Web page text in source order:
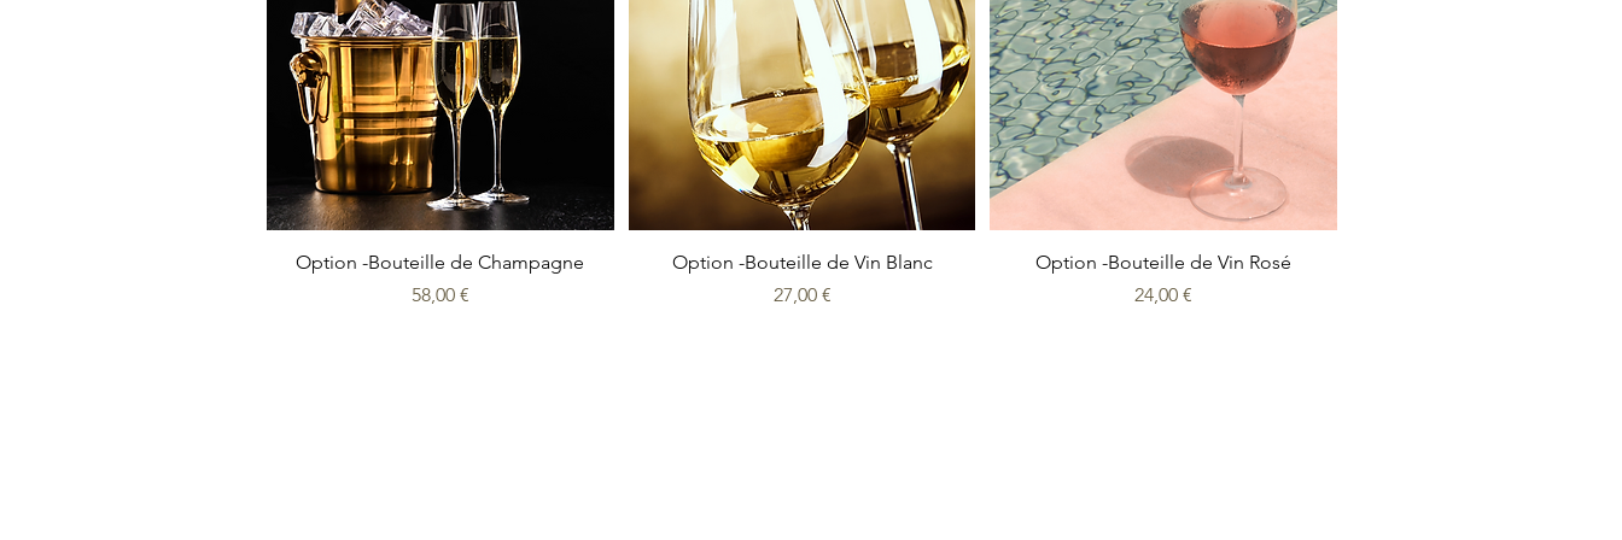
Aperçu rapide
Option -Bouteille de Champagne
Prix
58,00 €
Aperçu rapide
Option -Bouteille de Vin Blanc
Prix
27,00 €
Aperçu rapide
Option -Bouteille de Vin Rosé
Prix
24,00 €